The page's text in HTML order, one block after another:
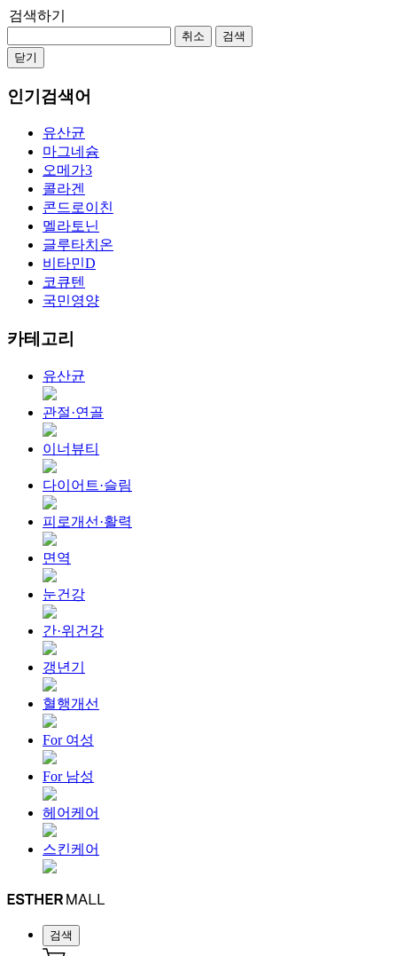
검색하기
취소
검색
닫기
인기검색어
유산균
마그네슘
오메가3
콜라겐
콘드로이친
멜라토닌
글루타치온
비타민D
코큐텐
국민영양
카테고리
유산균
관절·연골
이너뷰티
다이어트·슬림
피로개선·활력
면역
눈건강
간·위건강
갱년기
혈행개선
For 여성
For 남성
헤어케어
스킨케어
검색